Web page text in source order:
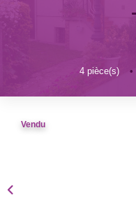
4 pièce(s) •
Vendu